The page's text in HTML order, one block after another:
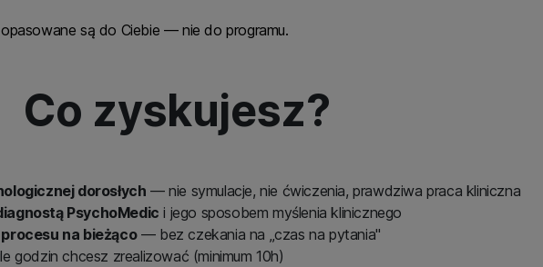
są do Ciebie — nie do programu.
Co zyskujesz?
dorosłych — nie symulacje, nie ćwiczenia, prawdziwa praca kliniczna
PsychoMedic i jego sposobem myślenia klinicznego
na bieżąco— bez czekania na „czas na pytania"
godzin chcesz zrealizować (minimum 10h)